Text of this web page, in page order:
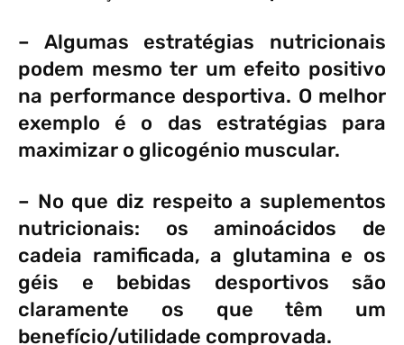
– Algumas estratégias nutricionais
podem mesmo ter um efeito positivo
na performance desportiva. O melhor
exemplo é o das estratégias para
maximizar o glicogénio muscular.
– No que diz respeito a suplementos
nutricionais: os aminoácidos de
cadeia ramificada, a glutamina e os
géis e bebidas desportivos são
claramente os que têm um
benefício/utilidade comprovada.